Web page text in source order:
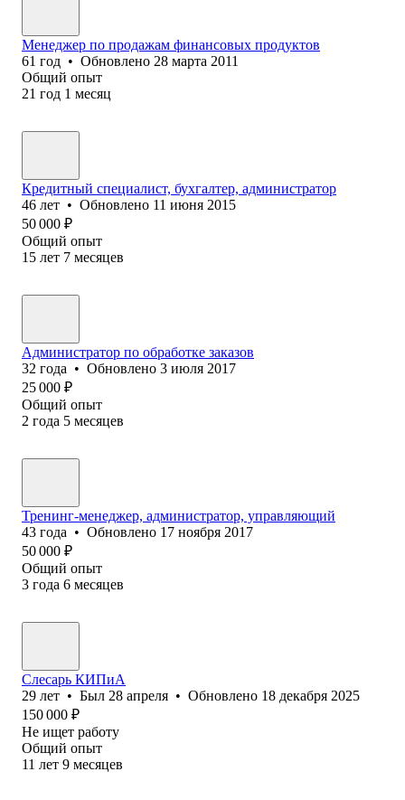
Менеджер по продажам финансовых продуктов
61 год • Обновлено 28 марта 2011
Общий опыт
21 год 1 месяц
Кредитный специалист, бухгалтер, администратор
46 лет • Обновлено 11 июня 2015
50 000 ₽
Общий опыт
15 лет 7 месяцев
Администратор по обработке заказов
32 года • Обновлено 3 июля 2017
25 000 ₽
Общий опыт
2 года 5 месяцев
Тренинг-менеджер, администратор, управляющий
43 года • Обновлено 17 ноября 2017
50 000 ₽
Общий опыт
3 года 6 месяцев
Слесарь КИПиА
29 лет • Был 28 апреля • Обновлено 18 декабря 2025
150 000 ₽
Не ищет работу
Общий опыт
11 лет 9 месяцев